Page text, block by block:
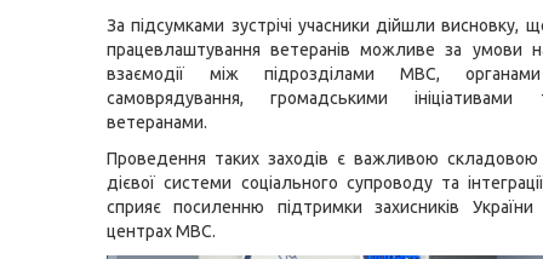
За підсумками зустрічі учасники дійшли висновку,
працевлаштування ветеранів можливе за умови
взаємодії між підрозділами МВС, органами
самоврядування, громадськими
ветеранами.
Проведення таких заходів є важливою
дієвої системи соціального супроводу та
сприяє посиленню підтримки захисників України
центрах МВС.